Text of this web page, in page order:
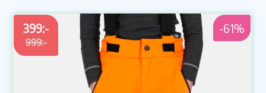
399:-
999:-
-61%